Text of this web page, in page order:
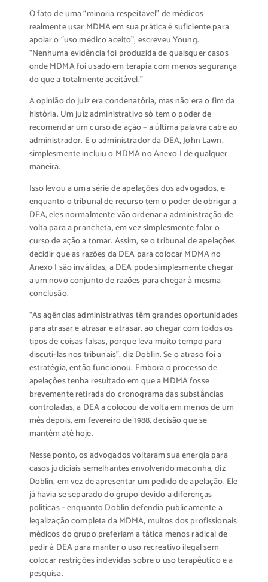
O fato de uma “minoria respeitável” de médicos
realmente usar MDMA em sua prática é suficiente para
apoiar o “uso médico aceito”, escreveu Young.
“Nenhuma evidência foi produzida de quaisquer casos
onde MDMA foi usado em terapia com menos segurança
do que a totalmente aceitável.”
A opinião do juiz era condenatória, mas não era o fim da
história. Um juiz administrativo só tem o poder de
recomendar um curso de ação – a última palavra cabe ao
administrador. E o administrador da DEA, John Lawn,
simplesmente incluiu o MDMA no Anexo I de qualquer
maneira.
Isso levou a uma série de apelações dos advogados, e
enquanto o tribunal de recurso tem o poder de obrigar a
DEA, eles normalmente vão ordenar a administração de
volta para a prancheta, em vez simplesmente falar o
curso de ação a tomar. Assim, se o tribunal de apelações
decidir que as razões da DEA para colocar MDMA no
Anexo I são inválidas, a DEA pode simplesmente chegar
a um novo conjunto de razões para chegar à mesma
conclusão.
“As agências administrativas têm grandes oportunidades
para atrasar e atrasar e atrasar, ao chegar com todos os
tipos de coisas falsas, porque leva muito tempo para
discuti-las nos tribunais”, diz Doblin. Se o atraso foi a
estratégia, então funcionou. Embora o processo de
apelações tenha resultado em que a MDMA fosse
brevemente retirada do cronograma das substâncias
controladas, a DEA a colocou de volta em menos de um
mês depois, em fevereiro de 1988, decisão que se
mantém até hoje.
Nesse ponto, os advogados voltaram sua energia para
casos judiciais semelhantes envolvendo maconha, diz
Doblin, em vez de apresentar um pedido de apelação. Ele
já havia se separado do grupo devido a diferenças
políticas – enquanto Doblin defendia publicamente a
legalização completa da MDMA, muitos dos profissionais
médicos do grupo preferiam a tática menos radical de
pedir à DEA para manter o uso recreativo ilegal sem
colocar restrições indevidas sobre o uso terapêutico e a
pesquisa.